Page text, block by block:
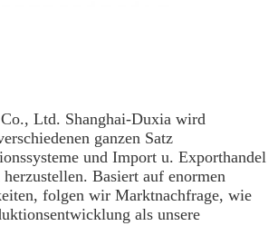
Ltd. Shanghai-Duxia wird
ganzen Satz
und Import u. Exporthandel
Basiert auf enormen
folgen wir Marktnachfrage, wie
als unsere